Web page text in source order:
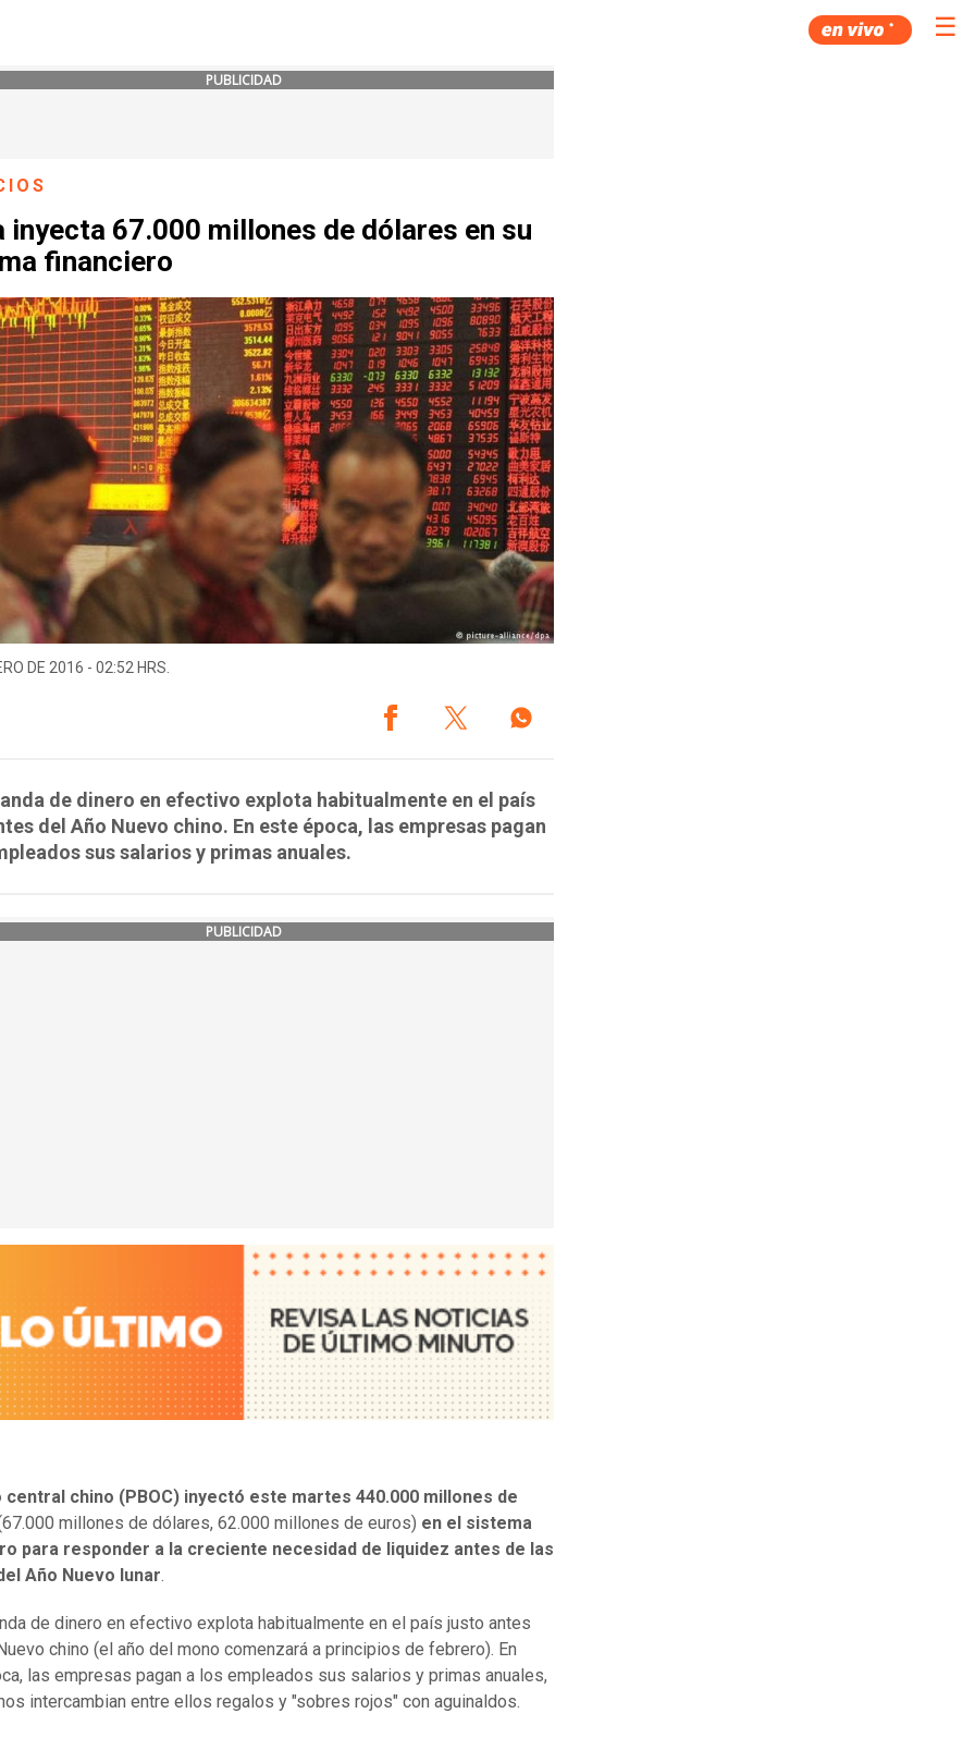
☰
PUBLICIDAD
inyecta 67.000 millones de dólares en su
financiero
DE 2016 - 02:52 HRS.
de dinero en efectivo explota habitualmente en el país
del Año Nuevo chino. En este época, las empresas pagan
sus salarios y primas anuales.
PUBLICIDAD
central chino (PBOC) inyectó este martes 440.000 millones de
millones de dólares, 62.000 millones de euros) en el sistema
para responder a la creciente necesidad de liquidez antes de las
Año Nuevo lunar.
de dinero en efectivo explota habitualmente en el país justo antes
chino (el año del mono comenzará a principios de febrero). En
las empresas pagan a los empleados sus salarios y primas anuales,
intercambian entre ellos regalos y "sobres rojos" con aguinaldos.